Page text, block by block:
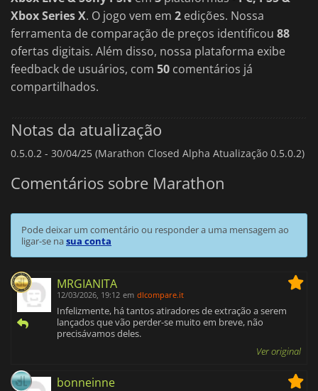
Xbox Series X. O jogo vem em 2 edições. Nossa
ferramenta de comparação de preços identificou 88
ofertas digitais. Além disso, nossa plataforma exibe
feedback de usuários, com 50 comentários já
compartilhados.
Notas da atualização
0.5.0.2 - 30/04/25 (Marathon Closed Alpha Atualização 0.5.0.2)
Comentários sobre Marathon
Pode deixar um comentário ou responder a uma mensagem ao
ligar-se nasua conta
MRGIANITA
12/03/2026, 19:12 em dlcompare.it
Infelizmente, há tantos atiradores de extração a serem
lançados que vão perder-se muito em breve, não
precisávamos deles.
Ver original
bonneinne